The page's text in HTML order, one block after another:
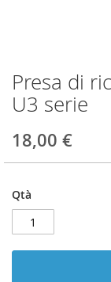
Presa di
U3 serie
18,00 €
Qtà
Vai
all'inizio
della
di